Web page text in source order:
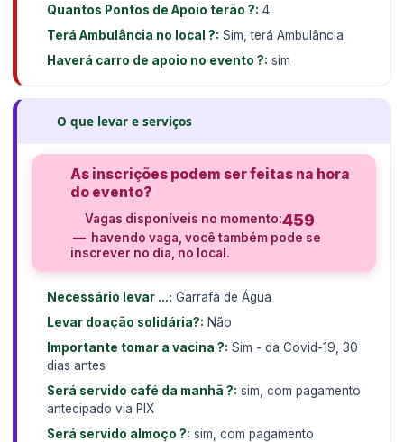
Quantos Pontos de Apoio terão ?: 4
Terá Ambulância no local ?: Sim, terá Ambulância
Haverá carro de apoio no evento ?: sim
O que levar e serviços
As inscrições podem ser feitas na hora
do evento?
Vagas disponíveis no momento:459
— havendo vaga, você também pode se
inscrever no dia, no local.
Necessário levar ...: Garrafa de Água
Levar doação solidária?: Não
Importante tomar a vacina ?: Sim - da Covid-19, 30
dias antes
Será servido café da manhã ?: sim, com pagamento
antecipado via PIX
Será servido almoço ?: sim, com pagamento